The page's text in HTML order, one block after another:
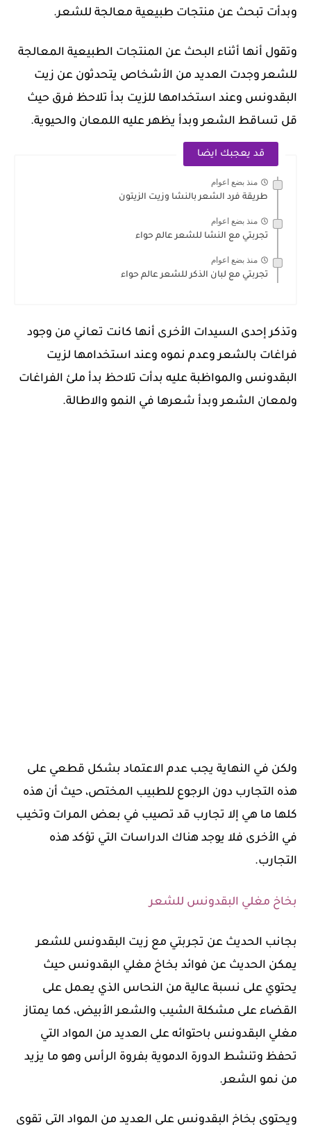
وبدأت تبحث عن منتجات طبيعية معالجة للشعر.
وتقول أنها أثناء البحث عن المنتجات الطبيعية المعالجة
للشعر وجدت العديد من الأشخاص يتحدثون عن زيت
البقدونس وعند استخدامها للزيت بدأ تلاحظ فرق حيث
قل تساقط الشعر وبدأ يظهر عليه اللمعان والحيوية.
قد يعجبك ايضا
منذ بضع اعوام
طريقة فرد الشعر بالنشا وزيت الزيتون
منذ بضع اعوام
تجربتي مع النشا للشعر عالم حواء
منذ بضع اعوام
تجربتي مع لبان الذكر للشعر عالم حواء
وتذكر إحدى السيدات الأخرى أنها كانت تعاني من وجود
فراغات بالشعر وعدم نموه وعند استخدامها لزيت
البقدونس والمواظبة عليه بدأت تلاحظ بدأ ملئ الفراغات
ولمعان الشعر وبدأ شعرها في النمو والاطالة.
ولكن في النهاية يجب عدم الاعتماد بشكل قطعي على
هذه التجارب دون الرجوع للطبيب المختص، حيث أن هذه
كلها ما هي إلا تجارب قد تصيب في بعض المرات وتخيب
في الأخرى فلا يوجد هناك الدراسات التي تؤكد هذه
التجارب.
بخاخ مغلي البقدونس للشعر
بجانب الحديث عن تجربتي مع زيت البقدونس للشعر
يمكن الحديث عن فوائد بخاخ مغلي البقدونس حيث
يحتوي على نسبة عالية من النحاس الذي يعمل على
القضاء على مشكلة الشيب والشعر الأبيض، كما يمتاز
مغلي البقدونس باحتوائه على العديد من المواد التي
تحفظ وتنشط الدورة الدموية بفروة الرأس وهو ما يزيد
من نمو الشعر.
ويحتوى بخاخ البقدونس على العديد من المواد التي تقوي